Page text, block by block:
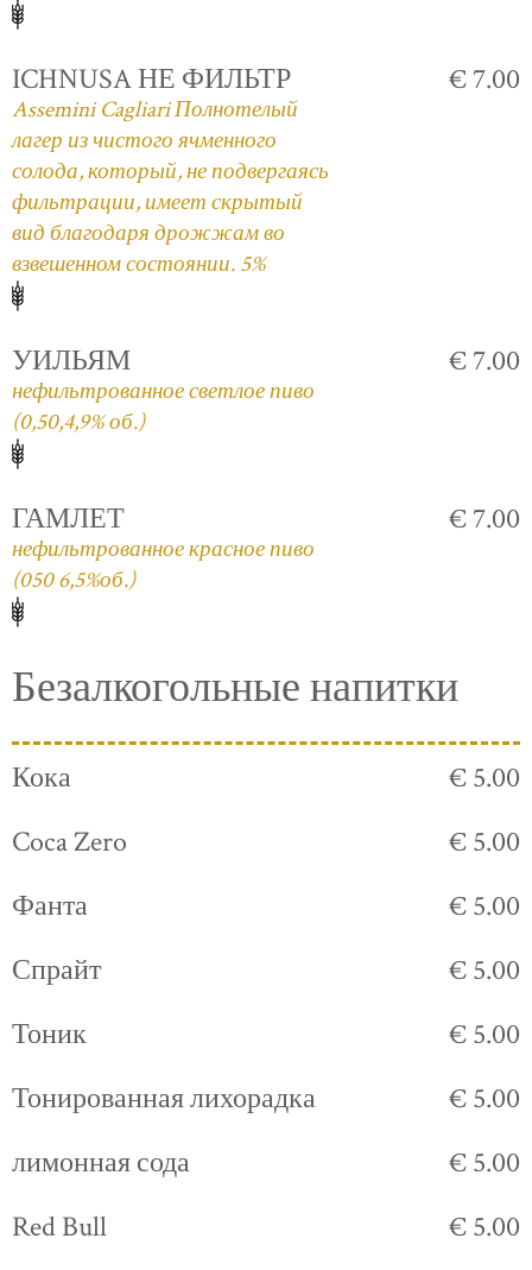
ICHNUSA НЕ ФИЛЬТР
Assemini Cagliari Полнотелый
лагер из чистого ячменного
солода, который, не подвергаясь
фильтрации, имеет скрытый
вид благодаря дрожжам во
взвешенном состоянии. 5%
€ 7.00
УИЛЬЯМ
нефильтрованное светлое пиво
(0,50,4,9% об.)
€ 7.00
ГАМЛЕТ
нефильтрованное красное пиво
(050 6,5%об.)
€ 7.00
Безалкогольные напитки
Кока
€ 5.00
Coca Zero
€ 5.00
Фанта
€ 5.00
Спрайт
€ 5.00
Тоник
€ 5.00
Тонированная лихорадка
€ 5.00
лимонная сода
€ 5.00
Red Bull
€ 5.00